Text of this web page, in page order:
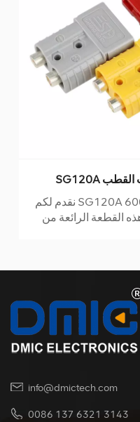
نقدم لكم SG120A 600V رافعة شوكية وموصل طاقة
القطعة الرائعة من
info@dmictech.com
0086 137 6321 3143